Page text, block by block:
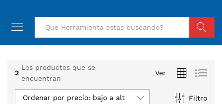
2
Los productos que se
encuentran
Ver
Filtro
Ordenar por precio: bajo a alto